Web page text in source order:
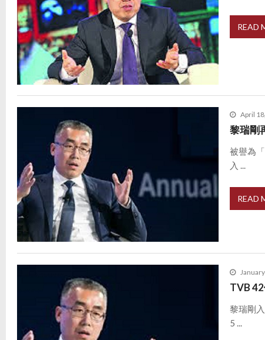
READ
April
黎瑞剛
被譽為
入 ...
READ
TVB
黎瑞剛
5 ...